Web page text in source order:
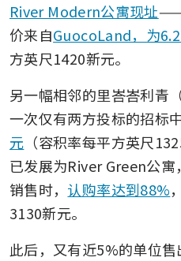
River Modern公寓现址——
价来自GuocoLand，为
方英尺1420新元。
另一幅相邻的里峇峇利青
一次仅有两方投标的招标
元 （容积率每平方英尺
已发展为River Green公
销售时， 认购率达到88%
3130新元。
此后，又有近5%的单位